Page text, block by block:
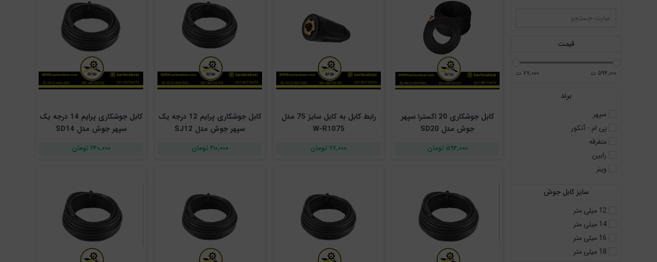
قیمت
۵۹۴,۰۰۰ ت ۷۷,۰۰۰ ت
برند
سپهر
پی ام - آنکور
متفرقه
رابین
وینر
سایز کابل جوش
کابل جوشکاری 20 اکسترا سپهر
جوش مدل SD20
۵۹۴,۰۰۰ تومان
رابط کابل به کابل سایز 75 مدل
W-R1075
۷۷,۰۰۰ تومان
کابل جوشکاری پرایم 12 درجه یک
سپهر جوش مدل SJ12
۲۱۰,۰۰۰ تومان
کابل جوشکاری پرایم 14 درجه یک
سپهر جوش مدل SD14
۲۴۰,۰۰۰ تومان